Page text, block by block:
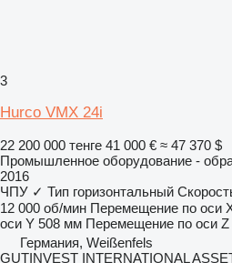
3
Hurco VMX 24i
22 200 000 тенге 41 000 € ≈ 47 370 $
Промышленное оборудование -
2016
ЧПУ ✓ Тип горизонтальный
12 000 об/мин Перемещение по оси
оси Y 508 мм Перемещение по оси Z
Германия, Weißenfels
GUTINVEST INTERNATIONAL